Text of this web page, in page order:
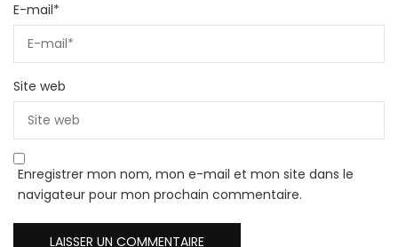
E-mail*
Site web
Enregistrer mon nom, mon e-mail et mon site dans le
navigateur pour mon prochain commentaire.